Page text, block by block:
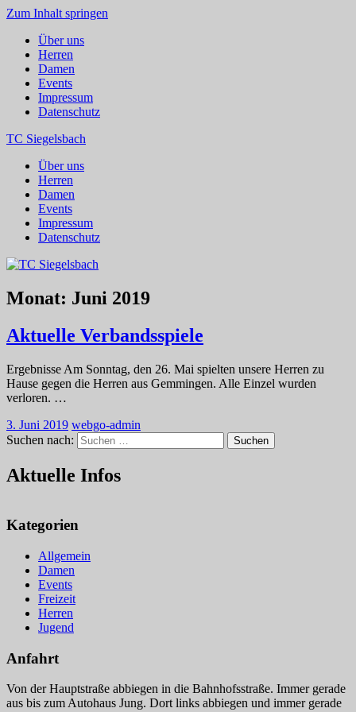
Zum Inhalt springen
Über uns
Herren
Damen
Events
Impressum
Datenschutz
TC Siegelsbach
Über uns
Herren
Damen
Events
Impressum
Datenschutz
Monat: Juni 2019
Aktuelle Verbandsspiele
Ergebnisse Am Sonntag, den 26. Mai spielten unsere Herren zu
Hause gegen die Herren aus Gemmingen. Alle Einzel wurden
verloren. …
3. Juni 2019 webgo-admin
Suchen nach:
Suchen
Aktuelle Infos
Kategorien
Allgemein
Damen
Events
Freizeit
Herren
Jugend
Anfahrt
Von der Hauptstraße abbiegen in die Bahnhofsstraße. Immer gerade
aus bis zum Autohaus Jung. Dort links abbiegen und immer gerade